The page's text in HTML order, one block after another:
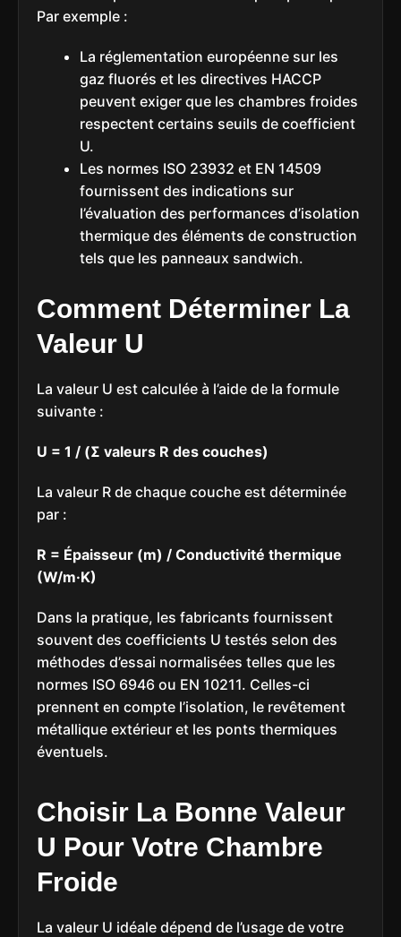
Par exemple :
La réglementation européenne sur les
gaz fluorés et les directives HACCP
peuvent exiger que les chambres froides
respectent certains seuils de coefficient
U.
Les normes ISO 23932 et EN 14509
fournissent des indications sur
l’évaluation des performances d’isolation
thermique des éléments de construction
tels que les panneaux sandwich.
Comment Déterminer La
Valeur U
La valeur U est calculée à l’aide de la formule
suivante :
U = 1 / (Σ valeurs R des couches)
La valeur R de chaque couche est déterminée
par :
R = Épaisseur (m) / Conductivité thermique
(W/m·K)
Dans la pratique, les fabricants fournissent
souvent des coefficients U testés selon des
méthodes d’essai normalisées telles que les
normes ISO 6946 ou EN 10211. Celles-ci
prennent en compte l’isolation, le revêtement
métallique extérieur et les ponts thermiques
éventuels.
Choisir La Bonne Valeur
U Pour Votre Chambre
Froide
La valeur U idéale dépend de l’usage de votre